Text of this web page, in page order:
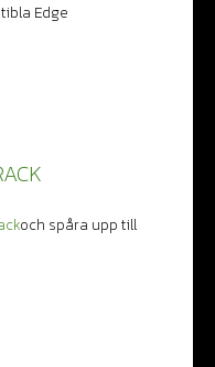
Edge
och spåra upp till